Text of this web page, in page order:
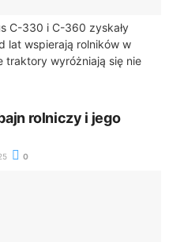
C-330 i C-360 zyskały
lat wspierają rolników w
traktory wyróżniają się nie
rolniczy i jego
0